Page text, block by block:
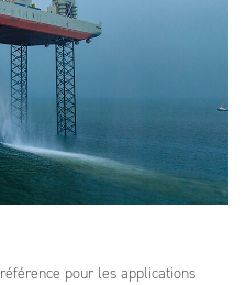
pour les applications